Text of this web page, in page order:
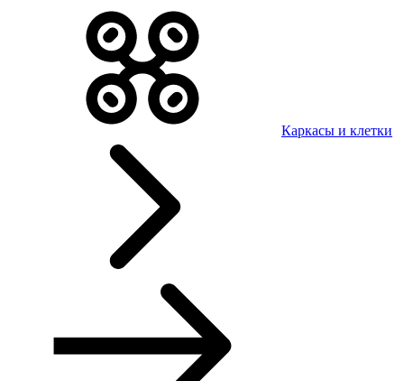
Каркасы и клетки